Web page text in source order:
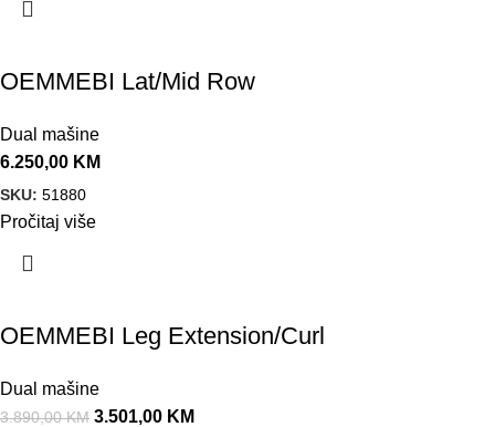
OEMMEBI Lat/Mid Row
Dual mašine
6.250,00 KM
SKU: 51880
Pročitaj više
OEMMEBI Leg Extension/Curl
Dual mašine
3.890,00KM 3.501,00 KM